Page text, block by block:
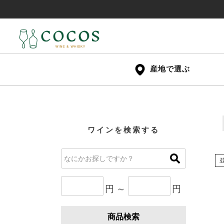
産地で選ぶ
ワインを検索する
円 ～ 円
商品検索